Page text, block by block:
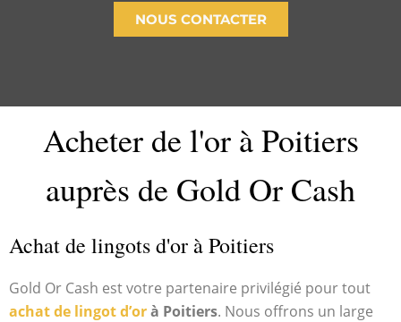
NOUS CONTACTER
Acheter de l'or à Poitiers
auprès de Gold Or Cash
Achat de lingots d'or à Poitiers
Gold Or Cash est votre partenaire privilégié pour tout
achat de lingot d’orà Poitiers. Nous offrons un large